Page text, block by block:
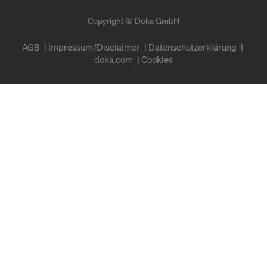
Copyright © Doka GmbH
AGB Impressum/Disclaimer
Datenschutzerklärung
doka.com
Cookies